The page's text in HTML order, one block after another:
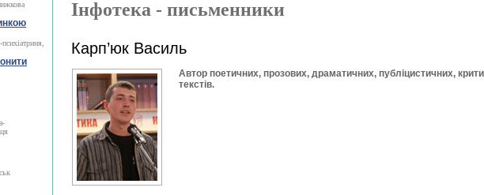
Інфотека - письменники
Карп’юк Василь
Автор поетичних, прозових, драматичних, публіцистичних,
текстів.